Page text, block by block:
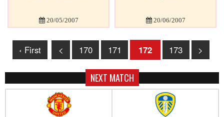
20/05/2007 20/06/2007
‹ First < 170 171 172 173 >
NEXT MATCH